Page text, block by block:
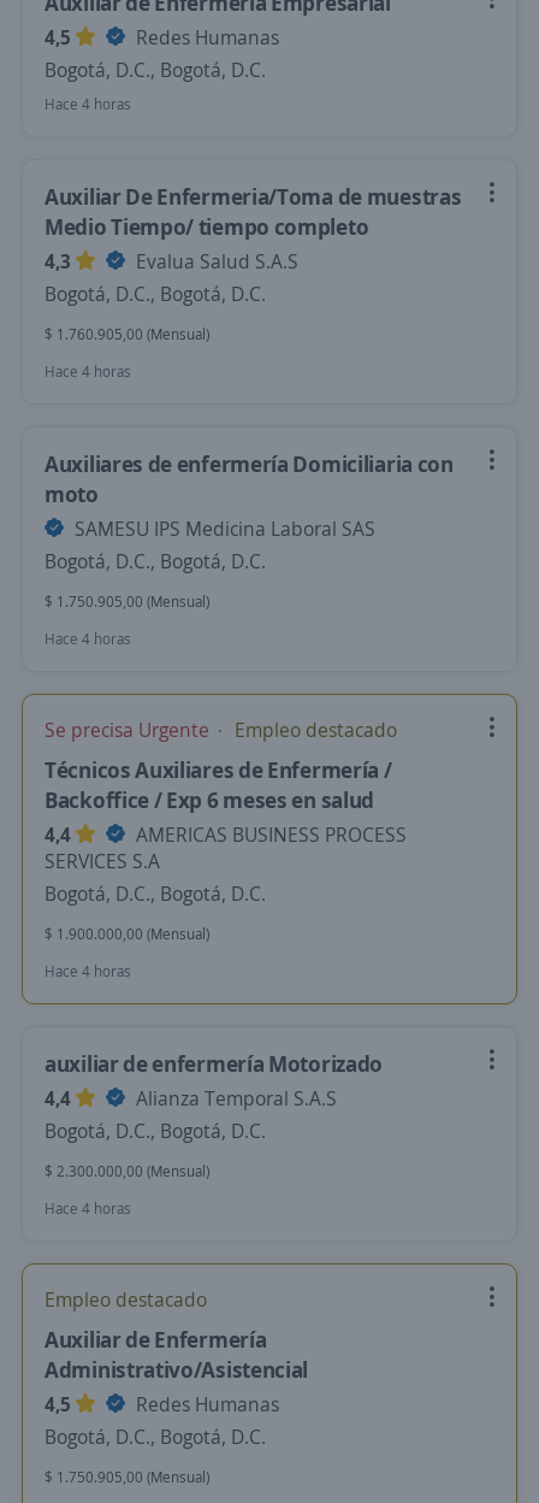
4,5
Redes Humanas
Bogotá, D.C., Bogotá, D.C.
Hace 4 horas
Auxiliar De Enfermeria/Toma de muestras
Medio Tiempo/ tiempo completo
4,3
Evalua Salud S.A.S
Bogotá, D.C., Bogotá, D.C.
$ 1.760.905,00 (Mensual)
Hace 4 horas
Auxiliares de enfermería Domiciliaria con
moto
SAMESU IPS Medicina Laboral SAS
Bogotá, D.C., Bogotá, D.C.
$ 1.750.905,00 (Mensual)
Hace 4 horas
Se precisa Urgente Empleo destacado
Técnicos Auxiliares de Enfermería /
Backoffice / Exp 6 meses en salud
4,4
AMERICAS BUSINESS PROCESS
SERVICES S.A
Bogotá, D.C., Bogotá, D.C.
$ 1.900.000,00 (Mensual)
Hace 4 horas
auxiliar de enfermería Motorizado
4,4
Alianza Temporal S.A.S
Bogotá, D.C., Bogotá, D.C.
$ 2.300.000,00 (Mensual)
Hace 4 horas
Empleo destacado
Auxiliar de Enfermería
Administrativo/Asistencial
4,5
Redes Humanas
Bogotá, D.C., Bogotá, D.C.
$ 1.750.905,00 (Mensual)